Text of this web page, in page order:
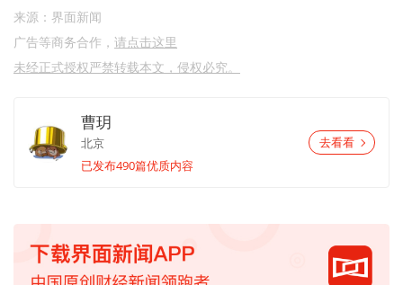
来源：界面新闻
广告等商务合作， 请点击这里
未经正式授权严禁转载本文，侵权必究。
曹玥
北京
已发布490篇优质内容
去看看